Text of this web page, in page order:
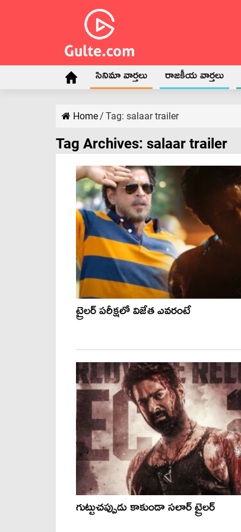
సినిమా వార్తలు రాజకీయ వార్తలు
Home/ Tag: salaar trailer
Tag Archives: salaar trailer
ట్రైలర్ పరీక్షలో విజేత ఎవరంటే
గుట్టుచప్పుడు కాకుండా సలార్ ట్రైలర్